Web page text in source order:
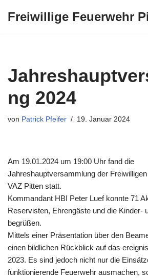
Freiwillige Feuerwehr
ng 2024
von Patrick Pfeifer 19. Januar 2024
Am 19.01.2024 um 19:00 Uhr fand die
Jahreshauptversammlung der
VAZ Pitten statt.
Kommandant HBI Peter Luef konnte 71
Reservisten, Ehrengäste und die Kinder-
begrüßen.
Mittels einer Präsentation über den
einen bildlichen Rückblick auf das
2023. Es sind jedoch nicht nur die
funktionierende Feuerwehr ausmachen,